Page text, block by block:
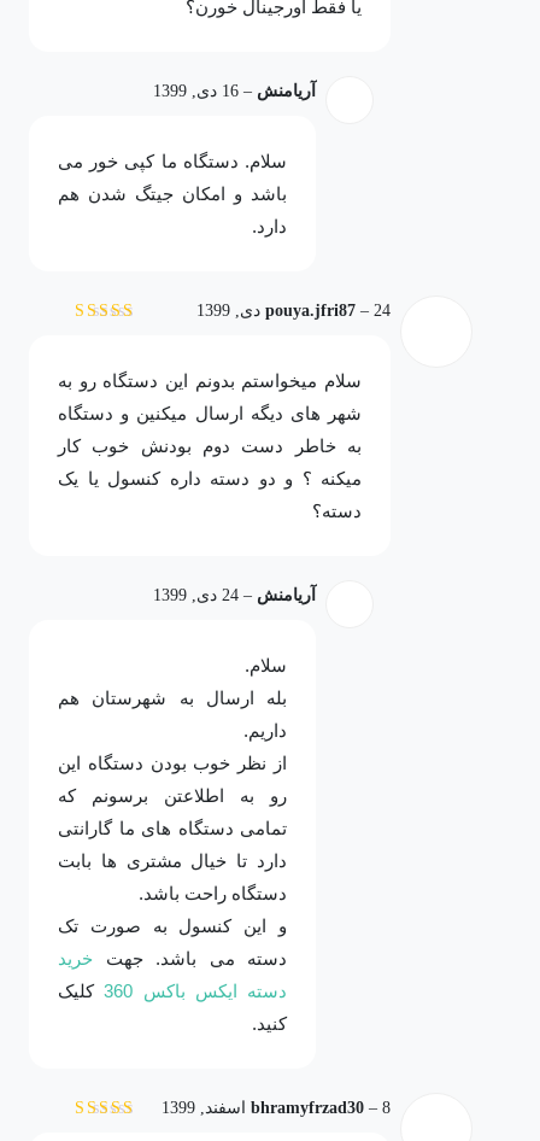
یا فقط اورجینال خورن؟
آریامنش – 16 دی, 1399
سلام. دستگاه ما کپی خور می
باشد و امکان جیتگ شدن هم
دارد.
pouya.jfri87 – 24 دی, 1399
سلام میخواستم بدونم این دستگاه رو به
شهر های دیگه ارسال میکنین و دستگاه
به خاطر دست دوم بودنش خوب کار
میکنه ؟ و دو دسته داره کنسول یا یک
دسته؟
آریامنش – 24 دی, 1399
سلام.
بله ارسال به شهرستان هم
داریم.
از نظر خوب بودن دستگاه این
رو به اطلاعتن برسونم که
تمامی دستگاه های ما گارانتی
دارد تا خیال مشتری ها بابت
دستگاه راحت باشد.
و این کنسول به صورت تک
دسته می باشد. جهت خرید
دسته ایکس باکس 360
کلیک
کنید.
bhramyfrzad30 – 8 اسفند, 1399